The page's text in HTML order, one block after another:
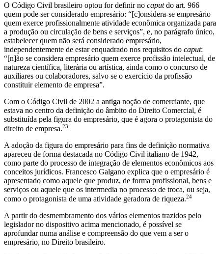
O Código Civil brasileiro optou for definir no caputdo art. 966
quem pode ser considerado empresário: “[c]onsidera-se empresário
quem exerce profissionalmente atividade econômica organizada para
a produção ou circulação de bens e serviços”, e, no parágrafo único,
estabelecer quem não será considerado empresário,
independentemente de estar enquadrado nos requisitos do caput:
“[n]ão se considera empresário quem exerce profissão intelectual, de
natureza científica, literária ou artística, ainda como o concurso de
auxiliares ou colaboradores, salvo se o exercício da profissão
constituir elemento de empresa”.
Com o Código Civil de 2002 a antiga noção de comerciante, que
estava no centro da definição do âmbito do Direito Comercial, é
substituída pela figura do empresário, que é agora o protagonista do
direito de empresa.23
A adoção da figura do empresário para fins de definição normativa
apareceu de forma destacada no Código Civil italiano de 1942,
como parte do processo de integração de elementos econômicos aos
conceitos jurídicos. Francesco Galgano explica que o empresário é
apresentado como aquele que produz, de forma profissional, bens e
serviços ou aquele que os intermedia no processo de troca, ou seja,
como o protagonista de uma atividade geradora de riqueza.24
A partir do desmembramento dos vários elementos trazidos pelo
legislador no dispositivo acima mencionado, é possível se
aprofundar numa análise e compreensão do que vem a ser o
empresário, no Direito brasileiro.